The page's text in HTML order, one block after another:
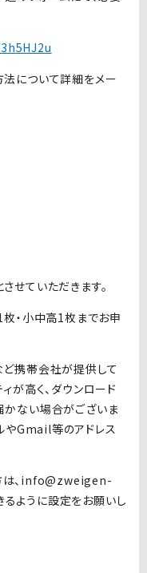
について詳細をメー
せていただきます。
枚・小中高1枚までお申
携帯会社が提供して
が高く、ダウンロード
ない場合がございま
やGmail等のアドレス
は、info@zweigen-
ように設定をお願いし